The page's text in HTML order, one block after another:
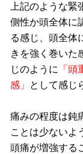
上記のような
側性か頭全体に
る感じ、頭全体
きを強く巻いた
じのように 「頭
感」
として感じ
痛みの程度は鈍
ことは少ないよ
頭痛が増強する